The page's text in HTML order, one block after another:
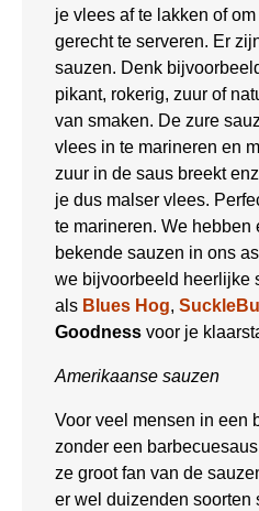
je vlees af te lakken of
gerecht te serveren. Er
sauzen. Denk
pikant, rokerig, zuur of
van smaken. De zure
vlees in te marineren en
zuur in de saus breekt
je dus malser vlees.
te marineren. We hebben
bekende sauzen in ons
we bijvoorbeeld heerlijke
als Blues Hog,
Goodness voor je
Amerikaanse sauzen
Voor veel mensen in een
zonder een
ze groot fan van de
er wel duizenden soorten